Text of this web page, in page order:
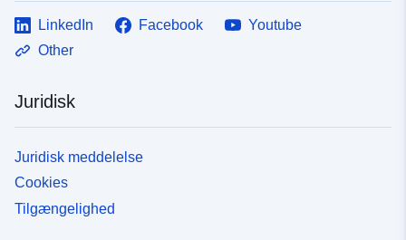
LinkedIn Facebook
Youtube
Other
Juridisk
Juridisk meddelelse
Cookies
Tilgængelighed